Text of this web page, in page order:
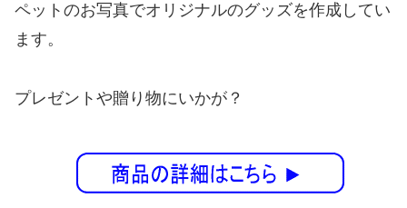
ペットのお写真でオリジナルのグッズを作成してい
ます。
プレゼントや贈り物にいかが？